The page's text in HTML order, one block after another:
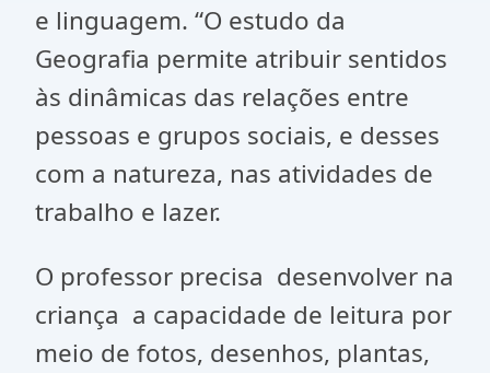
e linguagem. “O estudo da
Geografia permite atribuir sentidos
às dinâmicas das relações entre
pessoas e grupos sociais, e desses
com a natureza, nas atividades de
trabalho e lazer.
O professor precisa desenvolver na
criança a capacidade de leitura por
meio de fotos, desenhos, plantas,